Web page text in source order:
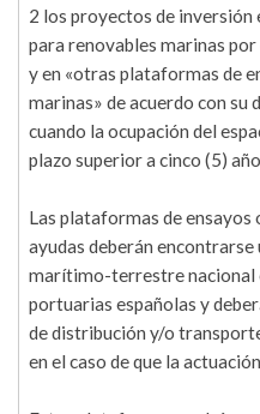
2 los proyectos de inversión
para renovables marinas
y en «otras plataformas de
marinas» de acuerdo con su
cuando la ocupación del
plazo superior a cinco (5)
Las plataformas de
ayudas deberán
marítimo-terrestre nacional
portuarias españolas y
de distribución y/o
en el caso de que la